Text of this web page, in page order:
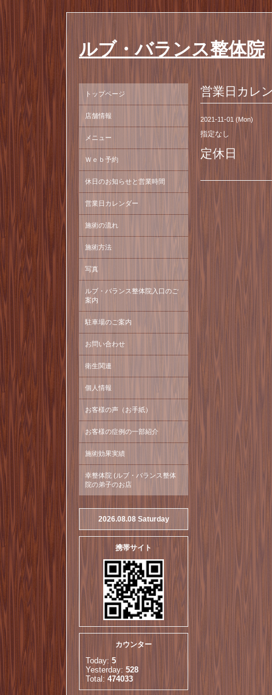
ルブ・バランス整体院
営業日カレ
2021-11-01 (Mon)
指定なし
定休日
トップページ
店舗情報
メニュー
Ｗｅｂ予約
休日のお知らせと営業時間
営業日カレンダー
施術の流れ
施術方法
写真
ルブ・バランス整体院入口のご
案内
駐車場のご案内
お問い合わせ
衛生関連
個人情報
お客様の声（お手紙）
お客様の症例の一部紹介
施術効果実績
幸整体院 (ルブ・バランス整体
院の弟子のお店
2026.08.08 Saturday
携帯サイト
カウンター
Today: 5
Yesterday: 528
Total: 474033